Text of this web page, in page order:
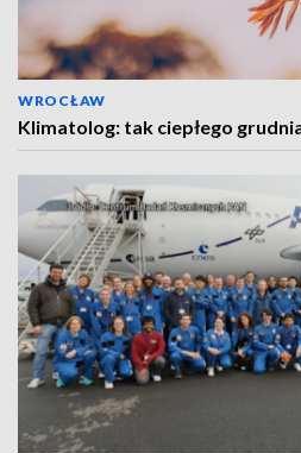
WROCŁAW
Klimatolog: tak ciepłego